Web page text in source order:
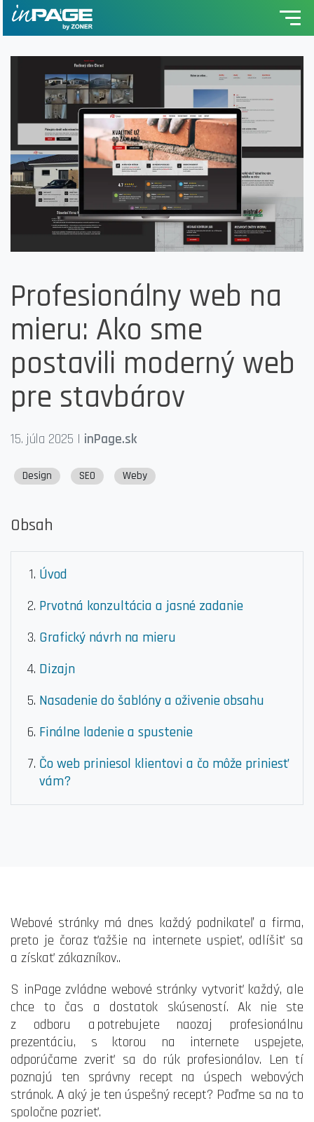
Profesionálny web na
mieru: Ako sme
postavili moderný web
pre stavbárov
15. júla 2025 | inPage.sk
Design SEO Weby
Obsah
Úvod
Prvotná konzultácia a jasné zadanie
Grafický návrh na mieru
Dizajn
Nasadenie do šablóny a oživenie obsahu
Finálne ladenie a spustenie
Čo web priniesol klientovi a čo môže priniesť
vám?
Webové stránky má dnes každý podnikateľ a firma,
preto je čoraz ťažšie na internete uspieť, odlíšiť sa
a získať zákazníkov..
S inPage zvládne webové stránky vytvoriť každý, ale
chce to čas a dostatok skúseností. Ak nie ste
z odboru a potrebujete naozaj profesionálnu
prezentáciu, s ktorou na internete uspejete,
odporúčame zveriť sa do rúk profesionálov. Len tí
poznajú ten správny recept na úspech webových
stránok. A aký je ten úspešný recept? Poďme sa na to
spoločne pozrieť.